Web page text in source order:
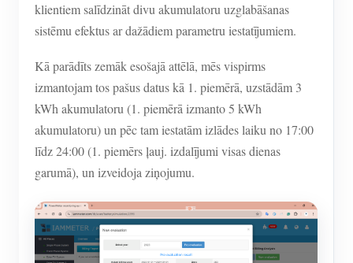
klientiem salīdzināt divu akumulatoru uzglabāšanas
sistēmu efektus ar dažādiem parametru iestatījumiem.
Kā parādīts zemāk esošajā attēlā, mēs vispirms
izmantojam tos pašus datus kā 1. piemērā, uzstādām 3
kWh akumulatoru (1. piemērā izmanto 5 kWh
akumulatoru) un pēc tam iestatām izlādes laiku no 17:00
līdz 24:00 (1. piemērs ļauj. izdalījumi visas dienas
garumā), un izveidoja ziņojumu.